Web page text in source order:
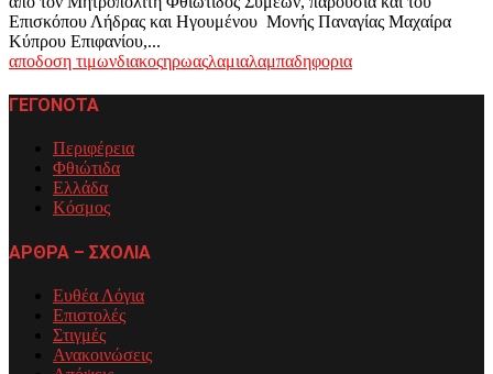
Επισκόπου Λήδρας και Ηγουμένου Μονής Παναγίας Μαχαίρα
Κύπρου Επιφανίου,...
αποδοση τιμωνδιακοςηρωαςλαμιαλαμπαδηφορια
ΓΕΓΟΝΟΤΑ
Περιφέρεια
Φθιώτιδα
Ελλάδα
Κόσμος
ΑΡΘΡΑ – ΣΧΟΛΙΑ
Ευθέα Λόγια
Επιστολές
Στιγμές
Ανακοινώσεις